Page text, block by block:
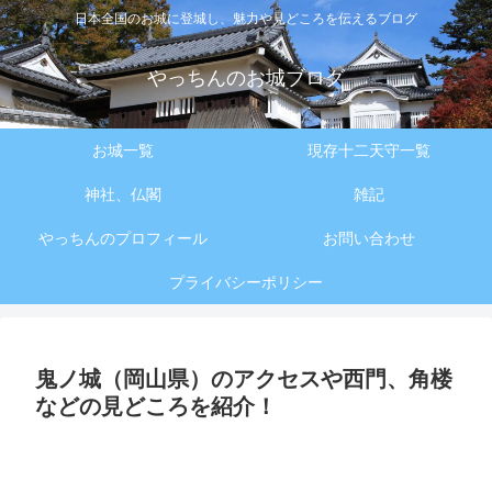
日本全国のお城に登城し、魅力や見どころを伝えるブログ
やっちんのお城ブログ
お城一覧 現存十二天守一覧
神社、仏閣 雑記
やっちんのプロフィール お問い合わせ
プライバシーポリシー
鬼ノ城（岡山県）のアクセスや西門、角楼
などの見どころを紹介！